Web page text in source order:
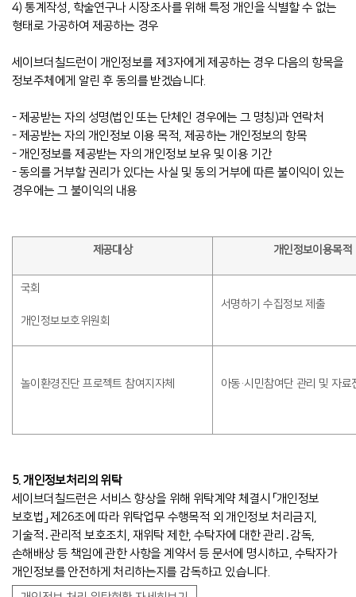
4)통계작성, 학술연구나 시장조사를 위해 특정 개인을 식별할 수 없는
형태로 가공하여 제공하는 경우
세이브더칠드런이 개인정보를 제3자에게 제공하는 경우 다음의 항목을
정보주체에게 알린 후 동의를 받겠습니다.
- 제공받는 자의 성명(법인 또는 단체인 경우에는 그 명칭)과 연락처
- 제공받는 자의 개인정보 이용 목적, 제공하는 개인정보의 항목
- 개인정보를 제공받는 자의 개인정보 보유 및 이용 기간
- 동의를 거부할 권리가 있다는 사실 및 동의 거부에 따른 불이익이 있는
경우에는 그 불이익의 내용
제공대상 개인정보이용목적
국회
개인정보보호위원회
서명하기 수집정보 제출
놀이환경진단 프로젝트 참여지자체 아동·시민참여단 관리 및 자료
5. 개인정보처리의 위탁
세이브더칠드런은 서비스 향상을 위해 위탁계약 체결시 「개인정보
보호법」 제26조에 따라 위탁업무 수행목적 외 개인정보 처리금지,
기술적․관리적 보호조치, 재위탁 제한, 수탁자에 대한 관리․감독,
손해배상 등 책임에 관한 사항을 계약서 등 문서에 명시하고, 수탁자가
개인정보를 안전하게 처리하는지를 감독하고 있습니다.